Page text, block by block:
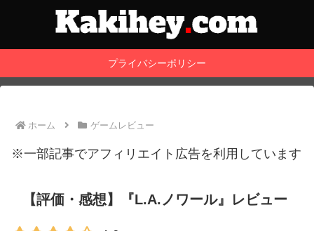
プライバシーポリシー
ホーム ゲームレビュー
※一部記事でアフィリエイト広告を利用しています
【評価・感想】『L.A.ノワール』レビュー